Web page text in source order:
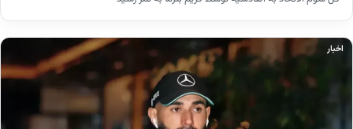
اخبار